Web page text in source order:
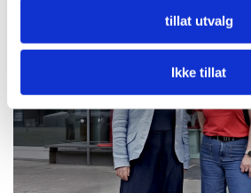
tillat utvalg
Ikke tillat